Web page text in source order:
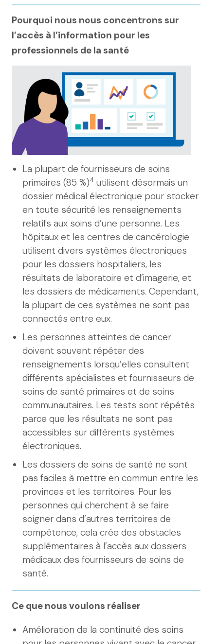
Pourquoi nous nous concentrons sur
l’accès à l’information pour les
professionnels de la santé
La plupart de fournisseurs de soins
primaires (85 %)4 utilisent désormais un
dossier médical électronique pour stocker
en toute sécurité les renseignements
relatifs aux soins d’une personne. Les
hôpitaux et les centres de cancérologie
utilisent divers systèmes électroniques
pour les dossiers hospitaliers, les
résultats de laboratoire et d’imagerie, et
les dossiers de médicaments. Cependant,
la plupart de ces systèmes ne sont pas
connectés entre eux.
Les personnes atteintes de cancer
doivent souvent répéter des
renseignements lorsqu’elles consultent
différents spécialistes et fournisseurs de
soins de santé primaires et de soins
communautaires. Les tests sont répétés
parce que les résultats ne sont pas
accessibles sur différents systèmes
électroniques.
Les dossiers de soins de santé ne sont
pas faciles à mettre en commun entre les
provinces et les territoires. Pour les
personnes qui cherchent à se faire
soigner dans d’autres territoires de
compétence, cela crée des obstacles
supplémentaires à l’accès aux dossiers
médicaux des fournisseurs de soins de
santé.
Ce que nous voulons réaliser
Amélioration de la continuité des soins